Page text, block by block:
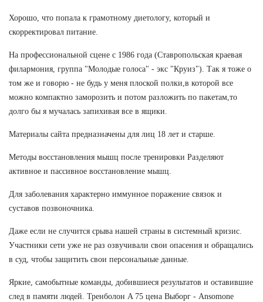
Хорошо, что попала к грамотному диетологу, который и
скорректировал питание.
На профессиональной сцене с 1986 года (Ставропольская краевая
филармония, группа "Молодые голоса" - экс "Круиз"). Так я тоже о
том же и говорю - не будь у меня плоской полки,в которой все
можно компактно заморозить и потом разложить по пакетам,то
долго бы я мучалась запихивая все в ящики.
Материалы сайта предназначены для лиц 18 лет и старше.
Методы восстановления мышц после тренировки Разделяют
активное и пассивное восстановление мышц.
Для заболевания характерно иммунное поражение связок и
суставов позвоночника.
Даже если не случится срыва нашей страны в системный кризис.
Участники сети уже не раз озвучивали свои опасения и обращались
в суд, чтобы защитить свои персональные данные.
Яркие, самобытные команды, добившиеся результатов и оставившие
след в памяти людей. Тренболон A 75 цена Выборг - Ansomone